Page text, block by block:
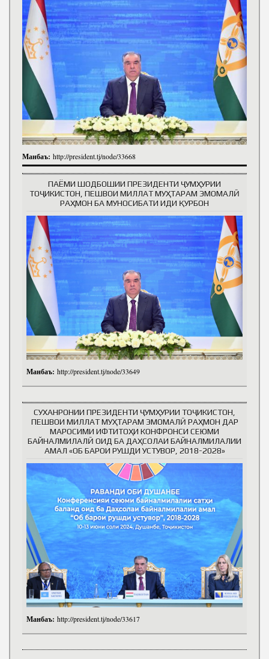
Манбаъ: http://president.tj/node/33668
ПАЁМИ ШОДБОШИИ ПРЕЗИДЕНТИ ҶУМҲУРИИ
ТОҶИКИСТОН, ПЕШВОИ МИЛЛАТ МУҲТАРАМ ЭМОМАЛӢ
РАҲМОН БА МУНОСИБАТИ ИДИ ҚУРБОН
Манбаъ: http://president.tj/node/33649
СУХАНРОНИИ ПРЕЗИДЕНТИ ҶУМҲУРИИ ТОҶИКИСТОН,
ПЕШВОИ МИЛЛАТ МУҲТАРАМ ЭМОМАЛӢ РАҲМОН ДАР
МАРОСИМИ ИФТИТОҲИ КОНФРОНСИ СЕЮМИ
БАЙНАЛМИЛАЛӢ ОИД БА ДАҲСОЛАИ БАЙНАЛМИЛАЛИИ
АМАЛ «ОБ БАРОИ РУШДИ УСТУВОР, 2018-2028»
Манбаъ: http://president.tj/node/33617